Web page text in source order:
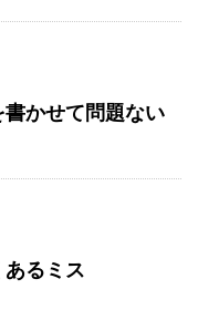
かせて問題ない
るミス